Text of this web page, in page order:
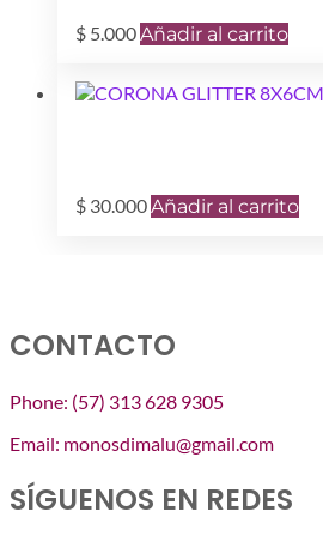
$ 5.000Añadir al carrito
$ 30.000Añadir al carrito
CONTACTO
Phone: (57) 313 628 9305
Email: monosdimalu@gmail.com
SÍGUENOS EN REDES